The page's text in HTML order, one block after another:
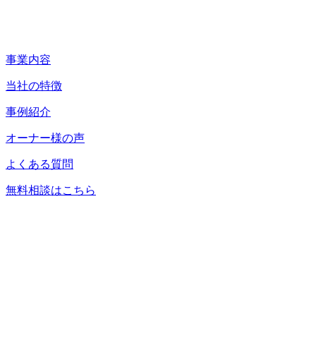
事業内容
当社の特徴
事例紹介
オーナー様の声
よくある質問
無料相談はこちら